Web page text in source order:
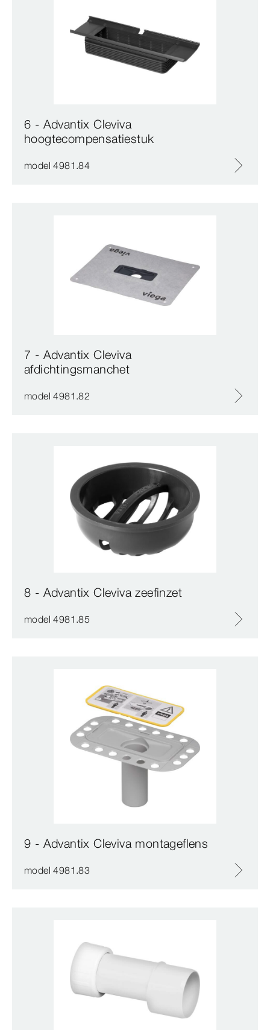
6 - Advantix Cleviva
hoogtecompensatiestuk
model 4981.84
7 - Advantix Cleviva
afdichtingsmanchet
model 4981.82
8 - Advantix Cleviva zeefinzet
model 4981.85
9 - Advantix Cleviva montageflens
model 4981.83